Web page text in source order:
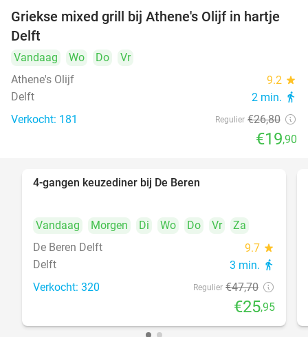
26%
Griekse mixed grill bij Athene's Olijf in hartje
Delft
Vandaag Wo Do
Vr
Athene's Olijf
9.2 star
Delft 2 min. directions_walk
Verkocht: 181 Regulier €26,80
€19,90
4-gangen keuzediner bij De Beren
Vandaag Morgen Di Wo Do Vr
Za
De Beren Delft
9.7 star
Delft 3 min. directions_walk
Verkocht: 320 Regulier €47,70
€25,95